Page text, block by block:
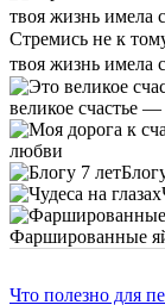
Стремись не к
твоя жизнь имела
великое счастье
любви
Фаршированные
Что полезно для